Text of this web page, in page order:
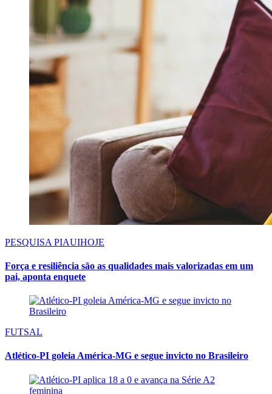
PESQUISA PIAUIHOJE
Força e resiliência são as qualidades mais valorizadas em um
pai, aponta enquete
FUTSAL
Atlético-PI goleia América-MG e segue invicto no Brasileiro